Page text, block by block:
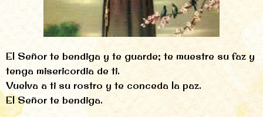
El Señor te bendiga y te guarde; te muestre su faz y
tenga misericordia de ti.
Vuelva a ti su rostro y te conceda la paz.
El Señor te bendiga.